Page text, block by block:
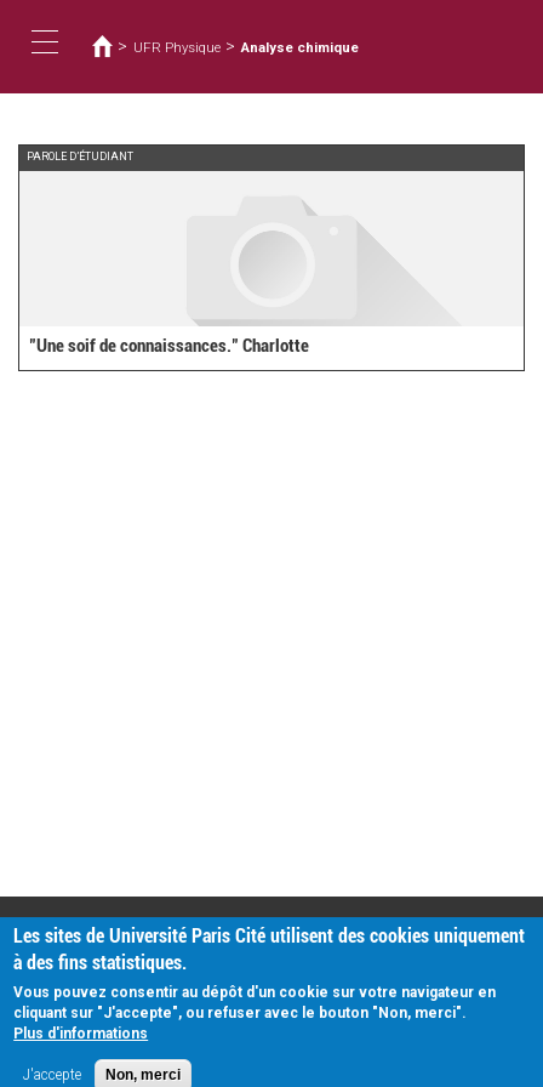
容
navigation
在
這
裡
> UFR Physique > Analyse chimique
PAROLE D’ÉTUDIANT
"Une soif de connaissances." Charlotte
PRATIQUE
Plan d'accès
Intranet
Mentions légales
Données personnelles
Les sites de Université Paris Cité utilisent des cookies uniquement
à des fins statistiques.
Vous pouvez consentir au dépôt d'un cookie sur votre navigateur en
cliquant sur "J'accepte", ou refuser avec le bouton "Non, merci".
Plus d'informations
J'accepte Non, merci